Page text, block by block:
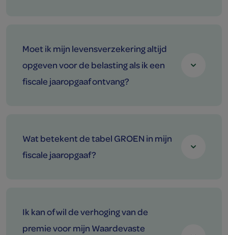
Moet ik mijn levensverzekering altijd
opgeven voor de belasting als ik een
fiscale jaaropgaaf ontvang?
Wat betekent de tabel GROEN in mijn
fiscale jaaropgaaf?
Ik kan of wil de verhoging van de
premie voor mijn Waardevaste